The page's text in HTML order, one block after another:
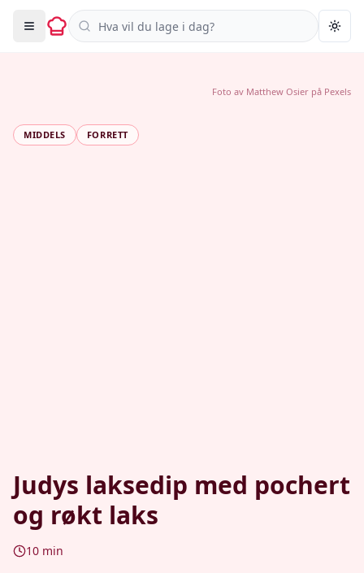
Søk i oppskrifter
MIDDELS FORRETT
Judys laksedip med pochert
og røkt laks
10 min
Foto av Matthew Osier på Pexels